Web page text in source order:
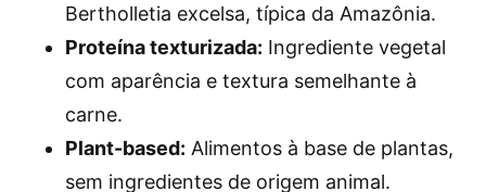
Bertholletia excelsa, típica da Amazônia.
Proteína texturizada: Ingrediente vegetal
com aparência e textura semelhante à
carne.
Plant-based: Alimentos à base de plantas,
sem ingredientes de origem animal.